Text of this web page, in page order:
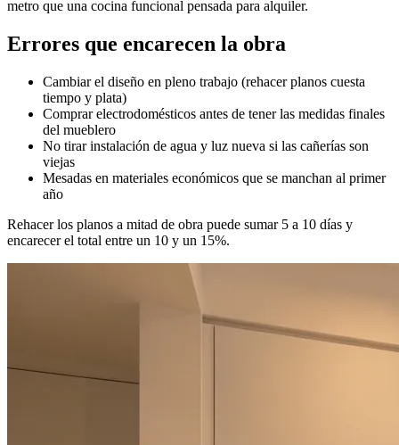
metro que una cocina funcional pensada para alquiler.
Errores que encarecen la obra
Cambiar el diseño en pleno trabajo (rehacer planos cuesta
tiempo y plata)
Comprar electrodomésticos antes de tener las medidas finales
del mueblero
No tirar instalación de agua y luz nueva si las cañerías son
viejas
Mesadas en materiales económicos que se manchan al primer
año
Rehacer los planos a mitad de obra puede sumar 5 a 10 días y
encarecer el total entre un 10 y un 15%.